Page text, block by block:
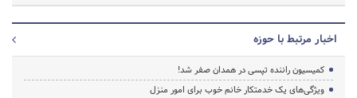
اخبار مرتبط با حوزه
کمیسیون راننده تپسی در همدان صفر شد!
ویژگی‌های یک خدمتکار خانم خوب برای امور منزل